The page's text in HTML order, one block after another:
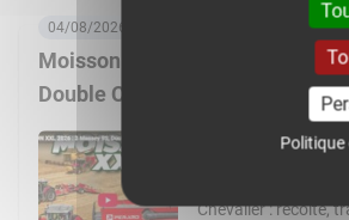
Moisson XXL 2026 : 3 Massey
Double CR… Un chantier de
04/08/2026, 08:00
Nouvelle vidéo de
Chevalier : récolte,